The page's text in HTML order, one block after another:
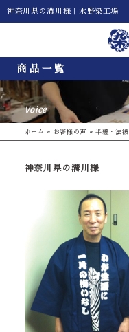
神奈川県の溝川様｜水野染工場
商品一覧
Voice
ホーム » お客様の声 » 半纏・法被
神奈川県の溝川様